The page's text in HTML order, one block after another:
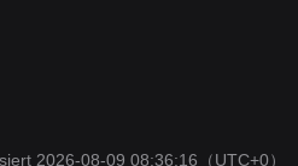
2026-08-09 08:36:16 （UTC+0）